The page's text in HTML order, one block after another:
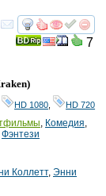
смотреть
7
)
HD 1080 HD 720
, Комедия,
Фэнтези
Коллетт, Энни